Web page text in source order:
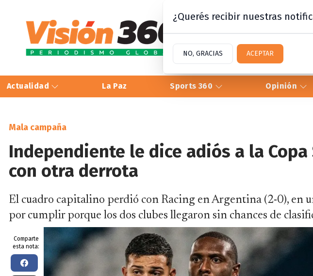
Actualidad La Paz Sports 360 Opinión
Mala campaña
Independiente le dice adiós a la Copa
con otra derrota
El cuadro capitalino perdió con Racing en Argentina (2-0), en
por cumplir porque los dos clubes llegaron sin chances de
Comparte
esta nota:
¿Querés recibir nuestras
NO, GRACIAS ACEPTAR